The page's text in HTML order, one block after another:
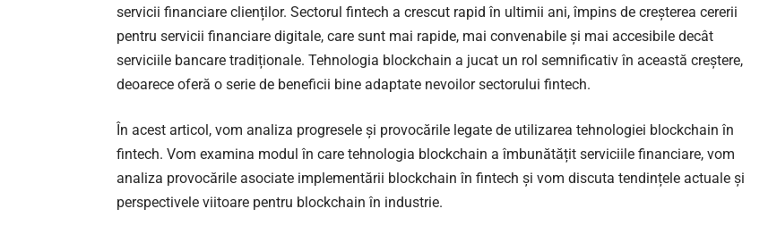
servicii financiare clienților. Sectorul fintech a crescut rapid în ultimii ani, împins de creșterea cererii
pentru servicii financiare digitale, care sunt mai rapide, mai convenabile și mai accesibile decât
serviciile bancare tradiționale. Tehnologia blockchain a jucat un rol semnificativ în această creștere,
deoarece oferă o serie de beneficii bine adaptate nevoilor sectorului fintech.
În acest articol, vom analiza progresele și provocările legate de utilizarea tehnologiei blockchain în
fintech. Vom examina modul în care tehnologia blockchain a îmbunătățit serviciile financiare, vom
analiza provocările asociate implementării blockchain în fintech și vom discuta tendințele actuale și
perspectivele viitoare pentru blockchain în industrie.